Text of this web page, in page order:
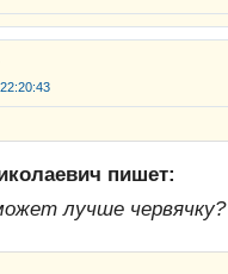
пишет:
лучше червячку?